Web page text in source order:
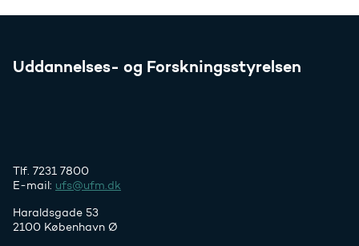
Uddannelses- og Forskningsstyrelsen
Tlf. 7231 7800
E-mail: ufs@ufm.dk
Haraldsgade 53
2100 København Ø